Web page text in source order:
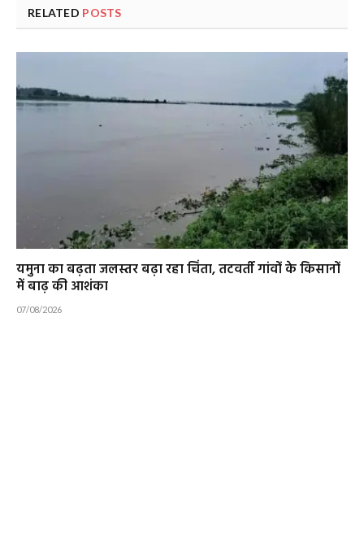
RELATED POSTS
यमुना का बढ़ता जलस्तर बढ़ा रहा चिंता, तटवर्ती गांवों के किसानों
में बाढ़ की आशंका
07/08/2026